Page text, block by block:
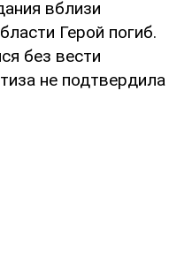
вблизи
Герой погиб.
без вести
не подтвердила